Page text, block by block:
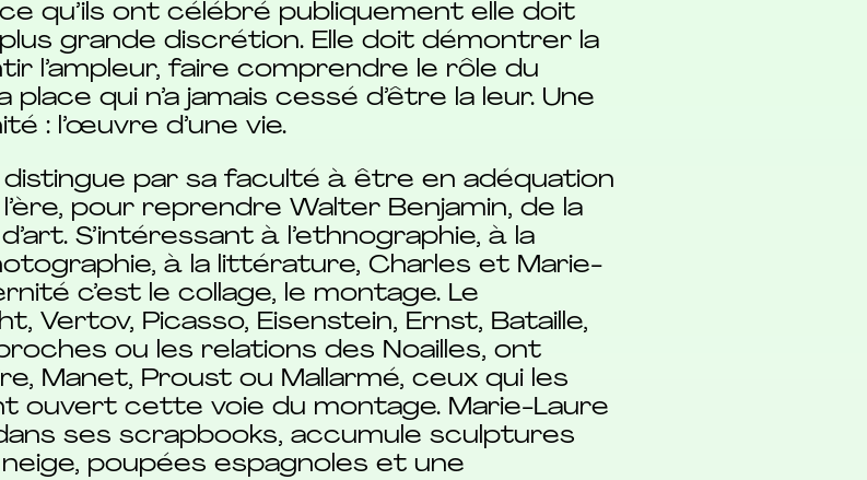
qu’ils ont célébré publiquement elle doit
grande discrétion. Elle doit démontrer la
l’ampleur, faire comprendre le rôle du
qui n’a jamais cessé d’être la leur. Une
: l’œuvre d’une vie.
par sa faculté à être en adéquation
pour reprendre Walter Benjamin, de la
S’intéressant à l’ethnographie, à la
à la littérature, Charles et Marie-
c’est le collage, le montage. Le
Vertov, Picasso, Eisenstein, Ernst, Bataille,
ou les relations des Noailles, ont
Manet, Proust ou Mallarmé, ceux qui les
ouvert cette voie du montage. Marie-Laure
ses scrapbooks, accumule sculptures
poupées espagnoles et une